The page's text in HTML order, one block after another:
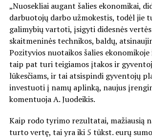
„Nuosekliai augant šalies ekonomikai,
darbuotojų darbo užmokestis, todėl jie
galimybių vartoti, įsigyti didesnės
skaitmeninės technikos, baldų,
Pozityvios nuotaikos šalies
taip pat turi teigiamos įtakos ir
lūkesčiams, ir tai atsispindi gyventojų
investuoti į namų aplinką, naujus
komentuoja A. Juodeikis.
Kaip rodo tyrimo rezultatai, mažiausią
turto vertę, tai yra iki 5 tūkst. eurų